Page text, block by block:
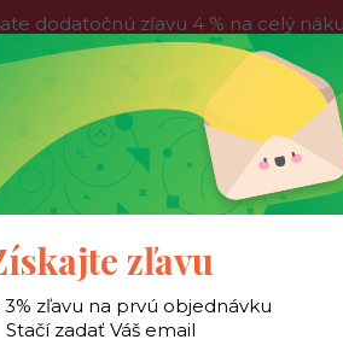
dodatočnú zľavu 4 % na celý
a nakúpte výhodnejšie ešte
Hľadať
Jedálenské stoličky
zľavu
3% zľavu na prvú objednávku
Stačí zadať Váš email